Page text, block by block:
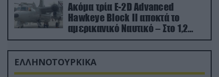
Ακόμα τρία E-2D Advanced
Hawkeye Block II αποκτά το
αμερικανικό Ναυτικό – Στο 1,2
δισ.δολάρια το κόστος
ΕΛΛΗΝΟΤΟΥΡΚΙΚΑ